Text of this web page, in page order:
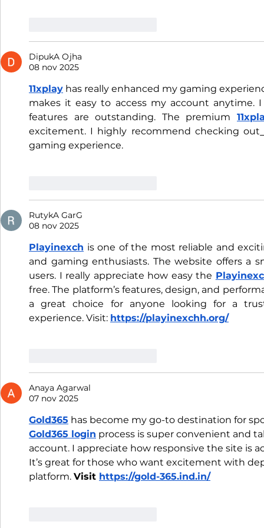
DipukA Ojha
08 nov 2025
11xplay has really enhanced my gaming
makes it easy to access my account anytime.
features are outstanding. The premium
excitement. I highly recommend checking out
gaming experience.
RutykA GarG
08 nov 2025
Playinexch is one of the most reliable and
and gaming enthusiasts. The website offers a
users. I really appreciate how easy the
free. The platform’s features, design, and
a great choice for anyone looking for a
experience. Visit: https://playinexchh.org/
Anaya Agarwal
07 nov 2025
Gold365 has become my go-to destination for
Gold365 login process is super convenient and
account. I appreciate how responsive the site is
It’s great for those who want excitement with
platform. Visit https://gold-365.ind.in/